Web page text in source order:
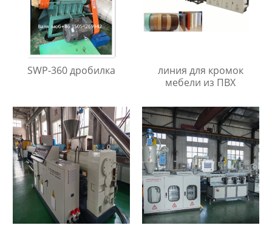
SWP-360 дробилка
линия для кромок
мебели из ПВХ